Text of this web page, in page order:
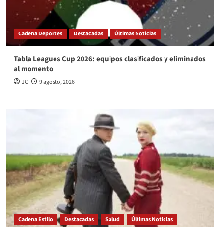
Cadena Deportes Destacadas Últimas Noticias
Tabla Leagues Cup 2026: equipos clasificados y eliminados
al momento
JC 9 agosto, 2026
Cadena Estilo Destacadas Salud Últimas Noticias